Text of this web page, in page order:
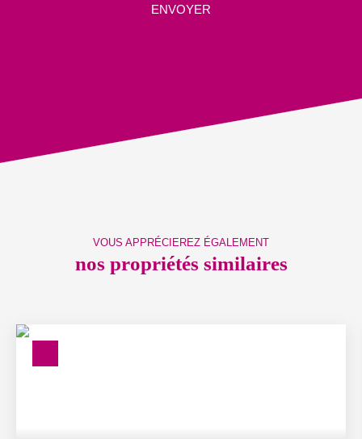
ENVOYER
VOUS APPRÉCIEREZ ÉGALEMENT
nos propriétés similaires